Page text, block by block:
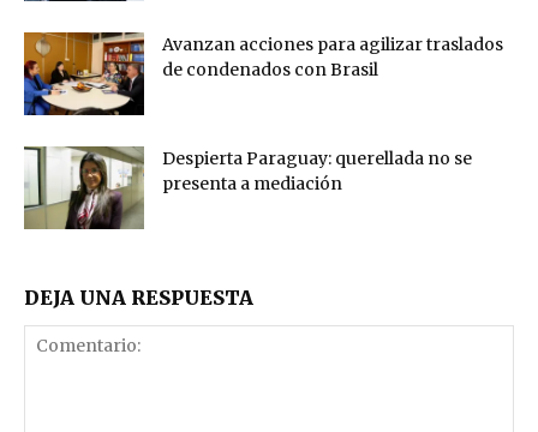
Avanzan acciones para agilizar traslados
de condenados con Brasil
Despierta Paraguay: querellada no se
presenta a mediación
DEJA UNA RESPUESTA